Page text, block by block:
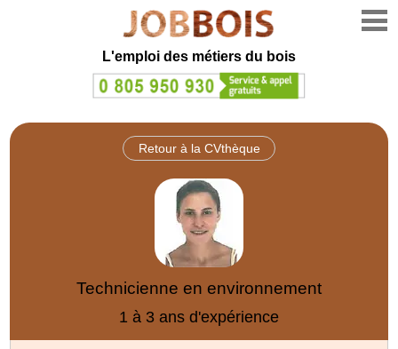
L'emploi des métiers du bois
Retour à la CVthèque
Technicienne en environnement
1 à 3 ans d'expérience